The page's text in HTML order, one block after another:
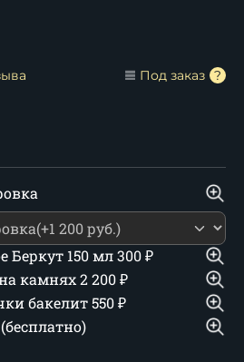
Под заказ
Беркут 150 мл300₽
камнях2 200₽
бакелит550₽